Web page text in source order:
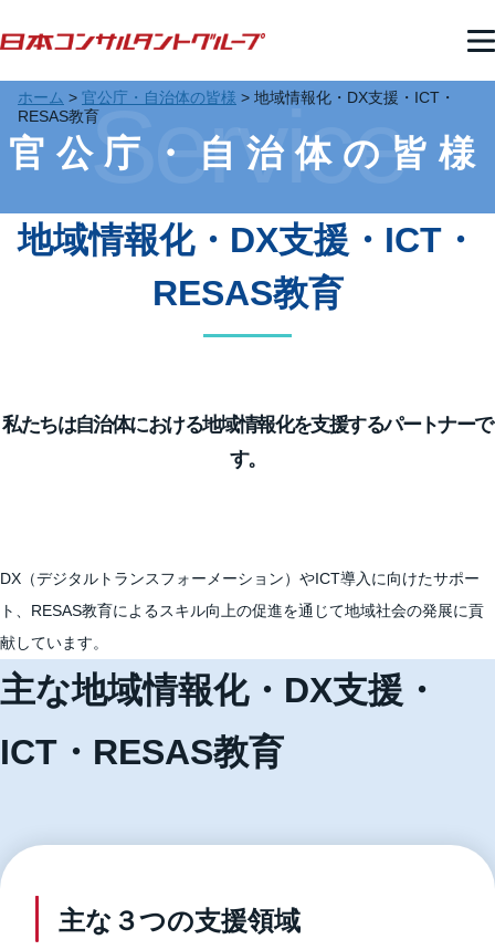
ホーム > 官公庁・自治体の皆様 > 地域情報化・DX支援・ICT・
RESAS教育
官公庁・自治体の皆様
Service
地域情報化・DX支援・ICT・
RESAS教育
私たちは自治体における地域情報化を支援するパートナーで
す。
DX（デジタルトランスフォーメーション）やICT導入に向けたサポー
ト、RESAS教育によるスキル向上の促進を通じて地域社会の発展に貢
献しています。
主な地域情報化・DX支援・
ICT・RESAS教育
主な３つの支援領域